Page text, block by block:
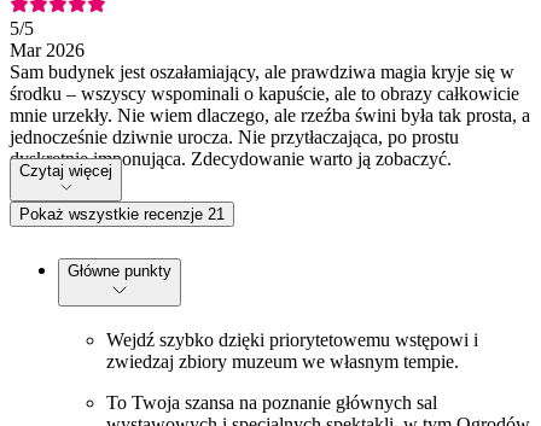
5/5
Mar 2026
Sam budynek jest oszałamiający, ale prawdziwa magia kryje się w
środku – wszyscy wspominali o kapuście, ale to obrazy całkowicie
mnie urzekły. Nie wiem dlaczego, ale rzeźba świni była tak prosta, a
jednocześnie dziwnie urocza. Nie przytłaczająca, po prostu
dyskretnie imponująca. Zdecydowanie warto ją zobaczyć.
Czytaj więcej
Pokaż wszystkie recenzje 21
Główne punkty
Wejdź szybko dzięki priorytetowemu wstępowi i
zwiedzaj zbiory muzeum we własnym tempie.
To Twoja szansa na poznanie głównych sal